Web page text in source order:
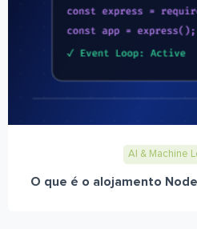
AI & Machine
O que é o alojamento